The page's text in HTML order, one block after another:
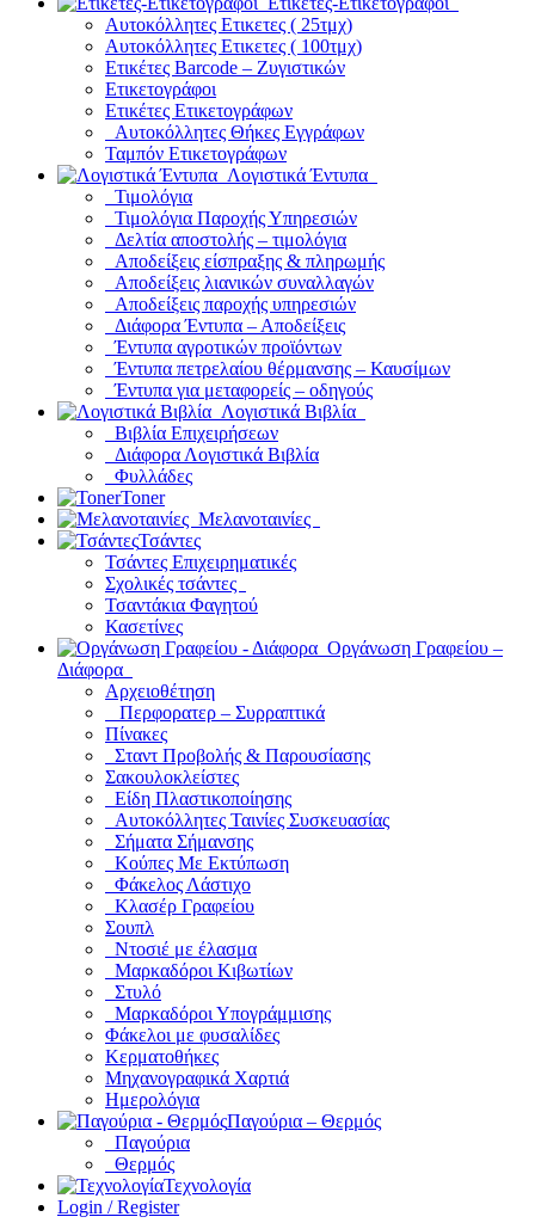
Αυτοκόλλητες Ετικετες ( 25τμχ)
Αυτοκόλλητες Ετικετες ( 100τμχ)
Ετικέτες Barcode – Ζυγιστικών
Ετικετογράφοι
Ετικέτες Ετικετογράφων
Αυτοκόλλητες Θήκες Εγγράφων
Ταμπόν Ετικετογράφων
Λογιστικά Έντυπα
Τιμολόγια
Τιμολόγια Παροχής Υπηρεσιών
Δελτία αποστολής – τιμολόγια
Αποδείξεις είσπραξης & πληρωμής
Αποδείξεις λιανικών συναλλαγών
Αποδείξεις παροχής υπηρεσιών
Διάφορα Έντυπα – Αποδείξεις
Έντυπα αγροτικών προϊόντων
Έντυπα πετρελαίου θέρμανσης – Καυσίμων
Έντυπα για μεταφορείς – οδηγούς
Λογιστικά Βιβλία
Βιβλία Επιχειρήσεων
Διάφορα Λογιστικά Βιβλία
Φυλλάδες
Toner
Μελανοταινίες
Τσάντες
Τσάντες Επιχειρηματικές
Σχολικές τσάντες
Τσαντάκια Φαγητού
Κασετίνες
Οργάνωση Γραφείου –
Διάφορα
Αρχειοθέτηση
Περφορατερ – Συρραπτικά
Πίνακες
Σταντ Προβολής & Παρουσίασης
Σακουλοκλείστες
Είδη Πλαστικοποίησης
Αυτοκόλλητες Ταινίες Συσκευασίας
Σήματα Σήμανσης
Κούπες Με Εκτύπωση
Φάκελος Λάστιχο
Κλασέρ Γραφείου
Σουπλ
Ντοσιέ με έλασμα
Μαρκαδόροι Κιβωτίων
Στυλό
Μαρκαδόροι Υπογράμμισης
Φάκελοι με φυσαλίδες
Κερματοθήκες
Μηχανογραφικά Χαρτιά
Ημερολόγια
Παγούρια – Θερμός
Παγούρια
Θερμός
Τεχνολογία
Login / Register